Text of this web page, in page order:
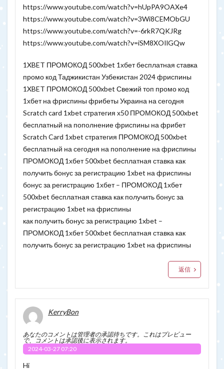
https://www.youtube.com/watch?v=hUpPA9OAXe4
https://www.youtube.com/watch?v=3Wi8CEMObGU
https://www.youtube.com/watch?v=-6rkR7QKJRg
https://www.youtube.com/watch?v=iSM8XOIlGQw
1XBET ПРОМОКОД 500xbet 1хбет бесплатная ставка
промо код Таджикистан Узбекистан 2024 фриспины
1XBET ПРОМОКОД 500xbet Свежий топ промо код
1хбет на фриспины фрибеты Украина на сегодня
Scratch card 1xbet стратегия х50 ПРОМОКОД 500xbet
бесплатный на пополнение фриспины на фрибет
Scratch Card 1xbet стратегия ПРОМОКОД 500xbet
бесплатный на сегодня на пополнение на фриспины
ПРОМОКОД 1хбет 500xbet бесплатная ставка как
получить бонус за регистрацию 1xbet на фриспины
бонус за регистрацию 1хбет – ПРОМОКОД 1хбет
500xbet бесплатная ставка как получить бонус за
регистрацию 1xbet на фриспины
как получить бонус за регистрацию 1xbet –
ПРОМОКОД 1хбет 500xbet бесплатная ставка как
получить бонус за регистрацию 1xbet на фриспины
返信
KerryBon
あなたのコメントは管理者の承認待ちです。これはプレビュー
で、コメントは承認後に表示されます。
2024-03-27 07:20
Hi